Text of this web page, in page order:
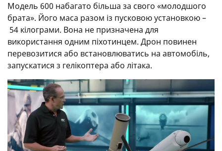
Модель 600 набагато більша за свого «молодшого
брата». Його маса разом із пусковою установкою –
54 кілограми. Вона не призначена для
використання одним піхотинцем. Дрон повинен
перевозитися або встановлюватись на автомобіль,
запускатися з гелікоптера або літака.